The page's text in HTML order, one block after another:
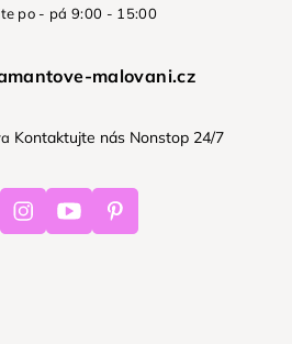
po - pá 9:00 - 15:00
malovani.cz
Kontaktujte nás Nonstop 24/7
InstagramYoutube Pinterest